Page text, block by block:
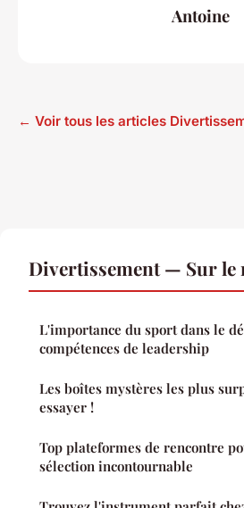
Antoine
← Voir tous les articles
Divertissement — Sur le
L'importance du sport dans le
compétences de leadership
Les boîtes mystères les plus
essayer !
Top plateformes de rencontre
sélection incontournable